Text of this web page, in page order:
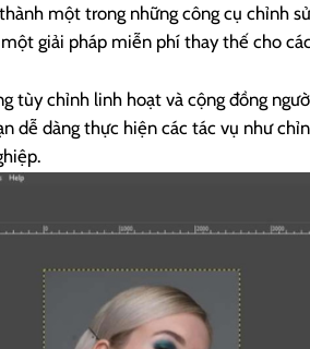
một trong những công cụ chỉnh
giải pháp miễn phí thay thế cho
tùy chỉnh linh hoạt và cộng đồng
dễ dàng thực hiện các tác vụ như